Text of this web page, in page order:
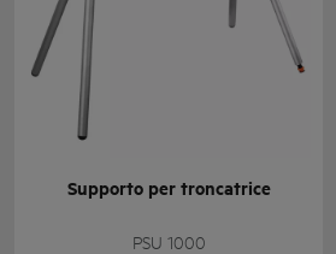
Supporto per troncatrice
PSU 1000